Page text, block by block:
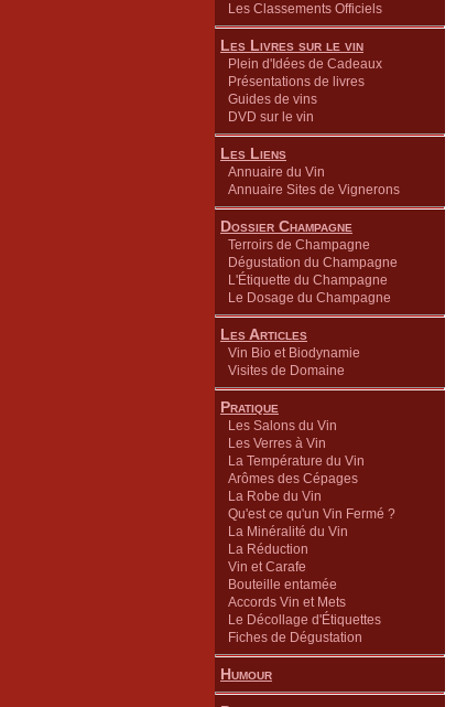
Les Classements Officiels
Les Livres sur le vin
Plein d'Idées de Cadeaux
Présentations de livres
Guides de vins
DVD sur le vin
Les Liens
Annuaire du Vin
Annuaire Sites de Vignerons
Dossier Champagne
Terroirs de Champagne
Dégustation du Champagne
L'Étiquette du Champagne
Le Dosage du Champagne
Les Articles
Vin Bio et Biodynamie
Visites de Domaine
Pratique
Les Salons du Vin
Les Verres à Vin
La Température du Vin
Arômes des Cépages
La Robe du Vin
Qu'est ce qu'un Vin Fermé ?
La Minéralité du Vin
La Réduction
Vin et Carafe
Bouteille entamée
Accords Vin et Mets
Le Décollage d'Étiquettes
Fiches de Dégustation
Humour